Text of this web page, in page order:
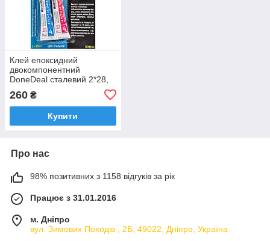
Клей епоксидний
двокомпонентний
DoneDeal сталевий 2*28,
260 ₴
Купити
Про нас
98% позитивних з 1158 відгуків за рік
Працює з 31.01.2016
м. Дніпро
вул. Зимових Походiв , 2Б, 49022, Дніпро, Україна